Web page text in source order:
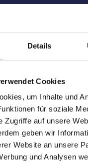
Details
Cookies
um Inhalte und
für soziale
Zugriffe auf unsere
geben wir
Website an unsere
und Analysen